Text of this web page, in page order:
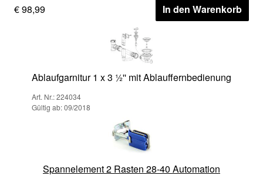
€ 98,99 In den Warenkorb
Ablaufgarnitur 1 x 3 ½'' mit Ablauffernbedienung
Art. Nr.: 224034
Gültig ab: 09/2018
Spannelement 2 Rasten 28-40 Automation